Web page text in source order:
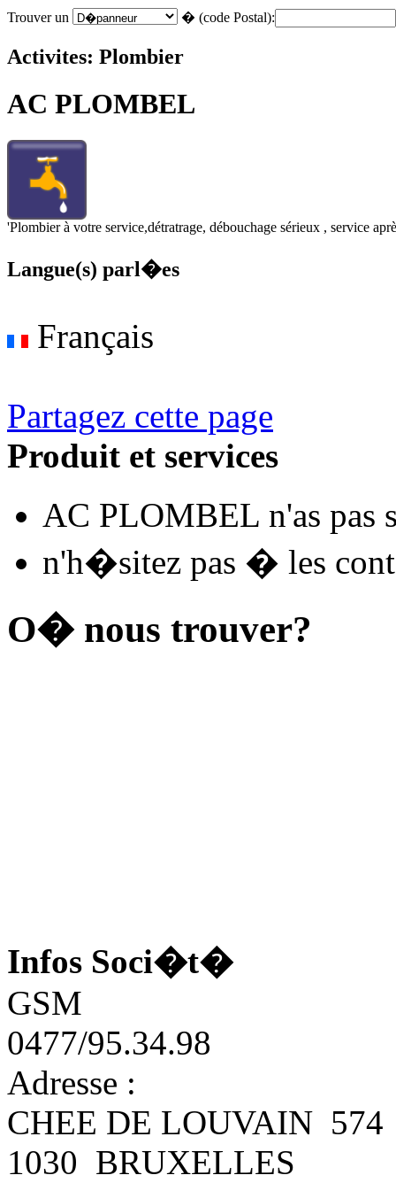
Trouver un � (code Postal):
Activites: Plombier
AC PLOMBEL
'Plombier à votre service,détratrage, débouchage sérieux , service
Langue(s) parl�es
Français
Partagez cette page
Produit et services
AC PLOMBEL n'as
n'h�sitez pas � les
O� nous trouver?
Infos Soci�t�
GSM
0477/95.34.98
Adresse :
CHEE DE LOUVAIN 574
1030 BRUXELLES